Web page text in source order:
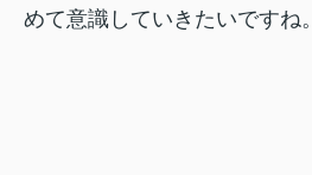
めて意識していきたいですね。